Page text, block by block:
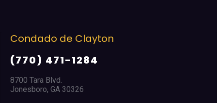
Condado de Clayton
(770) 471-1284
8700 Tara Blvd.
Jonesboro, GA 30326